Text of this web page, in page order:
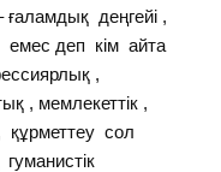
деңгейі ,
деп кім айта
,
, мемлекеттік ,
сол